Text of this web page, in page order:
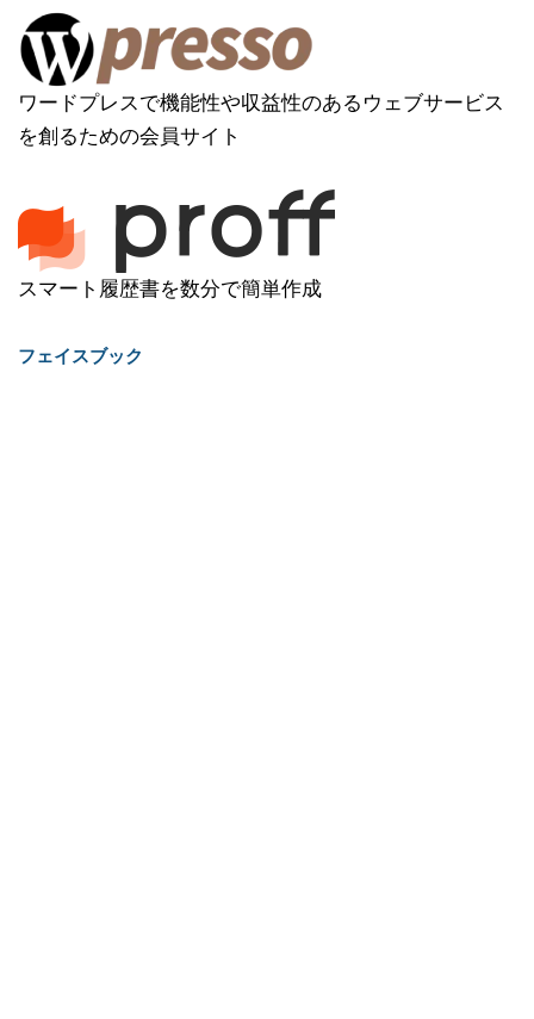
ワードプレスで機能性や収益性のあるウェブサービス
を創るための会員サイト
スマート履歴書を数分で簡単作成
フェイスブック